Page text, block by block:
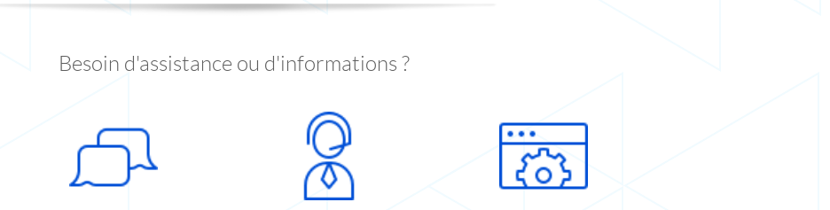
Besoin d'assistance ou d'informations ?